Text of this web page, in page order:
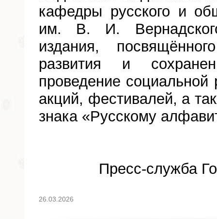
кафедры русского и
им. В. И.
издания,
развития и
проведение социальной
акций, фестивалей, а
знака «Русскому
Пресс-служба
26.03.2026